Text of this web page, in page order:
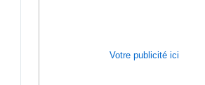
Votre publicité ici